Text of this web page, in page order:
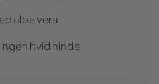
aloe vera
hvid hinde